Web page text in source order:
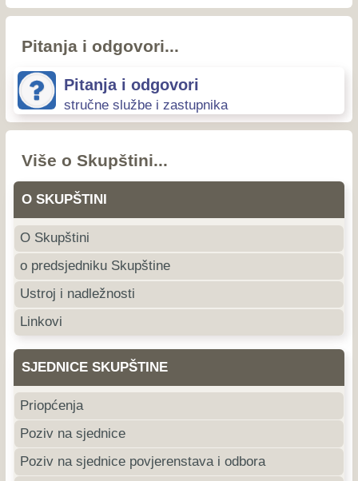
Pitanja i odgovori...
Pitanja i odgovori
stručne službe i zastupnika
Više o Skupštini...
O SKUPŠTINI
O Skupštini
o predsjedniku Skupštine
Ustroj i nadležnosti
Linkovi
SJEDNICE SKUPŠTINE
Priopćenja
Poziv na sjednice
Poziv na sjednice povjerenstava i odbora